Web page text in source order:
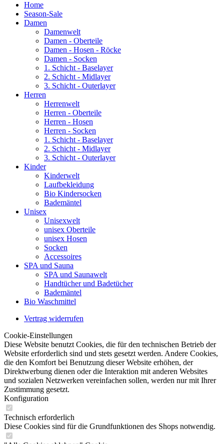
Home
Season-Sale
Damen
Damenwelt
Damen - Oberteile
Damen - Hosen - Röcke
Damen - Socken
1. Schicht - Baselayer
2. Schicht - Midlayer
3. Schicht - Outerlayer
Herren
Herrenwelt
Herren - Oberteile
Herren - Hosen
Herren - Socken
1. Schicht - Baselayer
2. Schicht - Midlayer
3. Schicht - Outerlayer
Kinder
Kinderwelt
Laufbekleidung
Bio Kindersocken
Bademäntel
Unisex
Unisexwelt
unisex Oberteile
unisex Hosen
Socken
Accessoires
SPA und Sauna
SPA und Saunawelt
Handtücher und Badetücher
Bademäntel
Bio Waschmittel
Vertrag widerrufen
Cookie-Einstellungen
Diese Website benutzt Cookies, die für den technischen Betrieb der
Website erforderlich sind und stets gesetzt werden. Andere Cookies,
die den Komfort bei Benutzung dieser Website erhöhen, der
Direktwerbung dienen oder die Interaktion mit anderen Websites
und sozialen Netzwerken vereinfachen sollen, werden nur mit Ihrer
Zustimmung gesetzt.
Konfiguration
Technisch erforderlich
Diese Cookies sind für die Grundfunktionen des Shops notwendig.